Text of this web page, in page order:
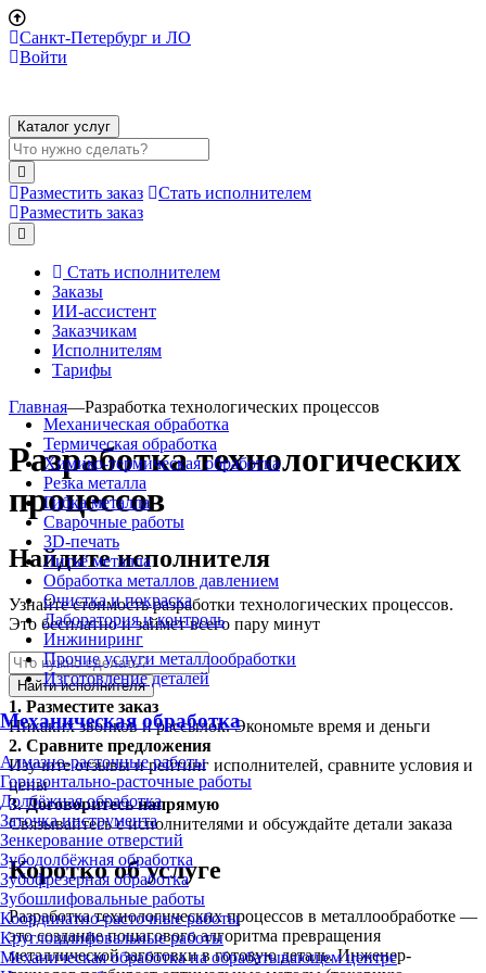
Санкт-Петербург и ЛО
Войти
Каталог услуг
Разместить заказ
Стать исполнителем
Разместить заказ
Стать исполнителем
Заказы
ИИ-ассистент
Заказчикам
Исполнителям
Тарифы
Механическая обработка
Термическая обработка
Химико-термическая обработка
Резка металла
Гибка металла
Сварочные работы
3D-печать
Литьё металла
Обработка металлов давлением
Очистка и покраска
Лаборатория и контроль
Инжиниринг
Прочие услуги металлообработки
Изготовление деталей
Механическая обработка
Алмазно-расточные работы
Горизонтально-расточные работы
Долбёжная обработка
Заточка инструмента
Зенкерование отверстий
Зубодолбёжная обработка
Зубофрезерная обработка
Зубошлифовальные работы
Координатно-расточные работы
Круглошлифовальные работы
Механическая обработка на обрабатывающем центре
Главная—Разработка технологических процессов
Разработка технологических
процессов
Найдите исполнителя
Узнайте стоимость разработки технологических процессов.
Это бесплатно и займет всего пару минут
Найти исполнителя
1. Разместите заказ
Никаких звонков и рассылок. Экономьте время и деньги
2. Сравните предложения
Изучите отзывы и рейтинг исполнителей, сравните условия и
цены
3.Договоритесь напрямую
Связывайтесь с исполнителями и обсуждайте детали заказа
Коротко об услуге
Разработка технологических процессов в металлообработке —
это создание пошагового алгоритма превращения
металлической заготовки в готовую деталь. Инженер-